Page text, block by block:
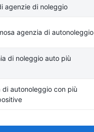
agenzie di noleggio
agenzia di autonoleggio
di noleggio auto più
di autonoleggio con più